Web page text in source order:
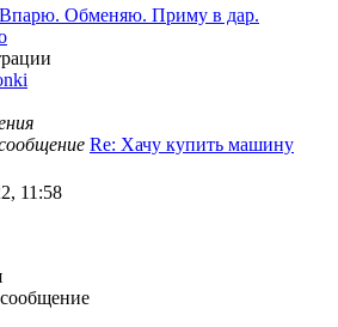
сообщениюОбменяю. Приму в дар.
Re: Хачу купить машину
11:58